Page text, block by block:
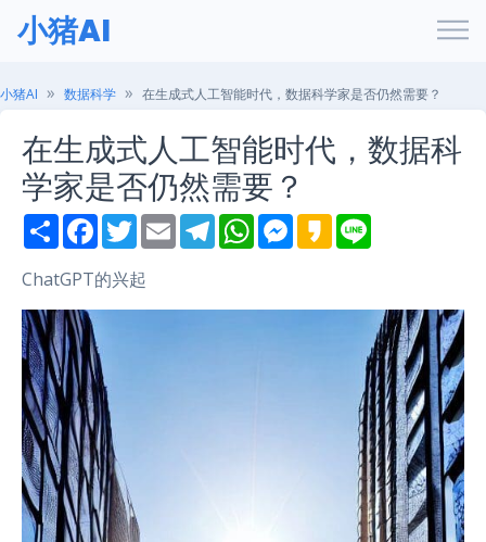
小猪AI
小猪AI 数据科学 在生成式人工智能时代，数据科学家是否仍然需要？
在生成式人工智能时代，数据科
学家是否仍然需要？
S
h
r
e
F
a
e
b
o
k
T
w
t
t
e
E
m
T
e
r
W
h
A
M
e
n
K
a
ChatGPT的兴起